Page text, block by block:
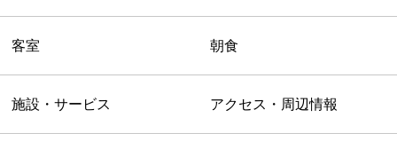
客室 朝食
施設・サービス アクセス・周辺情報